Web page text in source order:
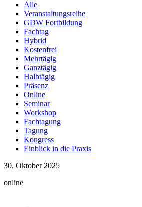
2025
6 Veranstaltungen
Oktober
2025
4 Veranstaltungen
September
2025
4 Veranstaltungen
2025
2 Veranstaltungen
Alle
Veranstaltungsreihe
GDW Fortbildung
Fachtag
Hybrid
Kostenfrei
Mehrtägig
Ganztägig
Halbtägig
Präsenz
Online
Seminar
Workshop
Fachtagung
Tagung
Kongress
Einblick in die Praxis
30. Oktober 2025
online